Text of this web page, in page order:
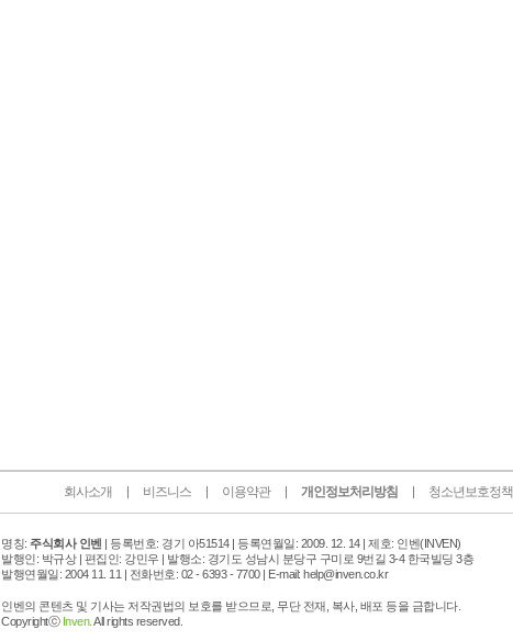
회사소개 비즈니스 이용약관 개인정보처리방침 청소년보호정책
명칭: 주식회사 인벤 | 등록번호: 경기 아51514 | 등록연월일: 2009. 12. 14 | 제호: 인벤 (INVEN)
발행인: 박규상 | 편집인: 강민우 | 발행소: 경기도 성남시 분당구 구미로 9번길 3-4 한국빌딩 3층
발행연월일: 2004 11. 11 |
전화번호: 02 - 6393 - 7700 | E-mail: help@inven.co.kr
인벤의 콘텐츠 및 기사는 저작권법의 보호를 받으므로, 무단 전재, 복사, 배포 등을 금합니다.
Copyrightⓒ Inven. All rights reserved.